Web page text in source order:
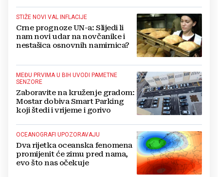
STIŽE NOVI VAL INFLACIJE
Crne prognoze UN-a: Slijedi li
nam novi udar na novčanike i
nestašica osnovnih namirnica?
MEĐU PRVIMA U BIH UVODI PAMETNE
SENZORE
Zaboravite na kruženje gradom:
Mostar dobiva Smart Parking
koji štedi i vrijeme i gorivo
OCEANOGRAFI UPOZORAVAJU
Dva rijetka oceanska fenomena
promijenit će zimu pred nama,
evo što nas očekuje